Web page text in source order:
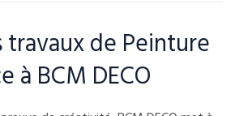
travaux de Peinture
à BCM DECO